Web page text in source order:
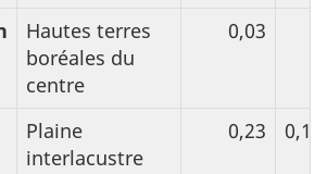
Hautes terres
boréales du
centre
0,03
Plaine
interlacustre
0,23 0,12